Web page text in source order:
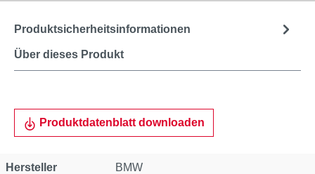
Über dieses Produkt
Produktsicherheitsinformationen
Produktdatenblatt downloaden
Hersteller BMW